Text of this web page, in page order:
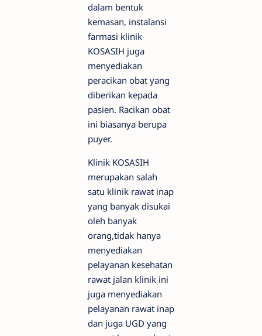
dalam bentuk
kemasan, instalansi
farmasi klinik
KOSASIH juga
menyediakan
peracikan obat yang
diberikan kepada
pasien. Racikan obat
ini biasanya berupa
puyer.
Klinik KOSASIH
merupakan salah
satu klinik rawat inap
yang banyak disukai
oleh banyak
orang,tidak hanya
menyediakan
pelayanan kesehatan
rawat jalan klinik ini
juga menyediakan
pelayanan rawat inap
dan juga UGD yang